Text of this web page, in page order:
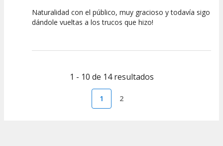
10 10 10
Naturalidad con el público, muy gracioso y todavía sigo
dándole vueltas a los trucos que hizo!
1 - 10 de 14 resultados
1 2